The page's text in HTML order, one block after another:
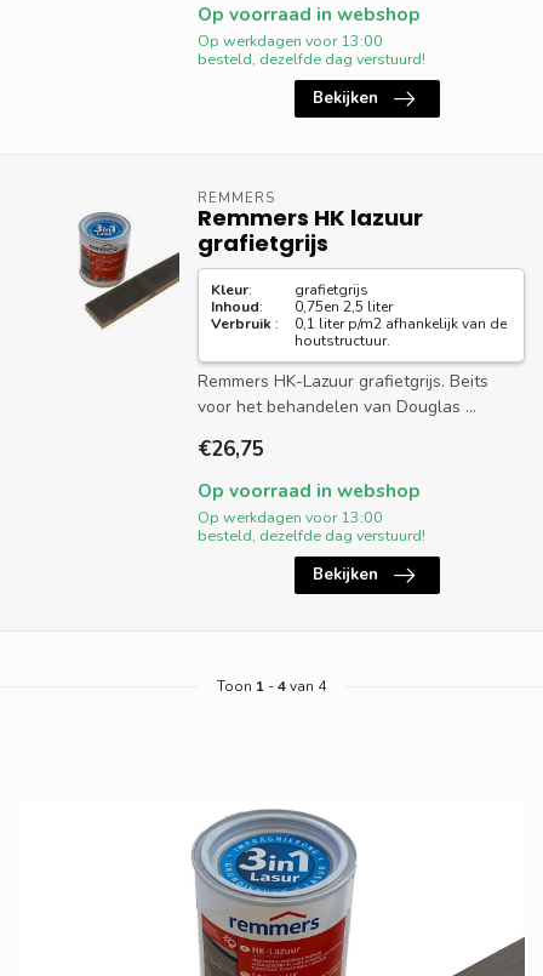
Op voorraad in webshop
Op werkdagen voor 13:00
besteld, dezelfde dag verstuurd!
Bekijken
REMMERS
Remmers HK lazuur
grafietgrijs
Kleur:
grafietgrijs
Inhoud:
0,75en 2,5 liter
Verbruik:
0,1 liter p/m2 afhankelijk van de
houtstructuur.
Remmers HK-Lazuur grafietgrijs. Beits
voor het behandelen van Douglas ...
€26,75
Op voorraad in webshop
Op werkdagen voor 13:00
besteld, dezelfde dag verstuurd!
Bekijken
Toon 1 -4van 4